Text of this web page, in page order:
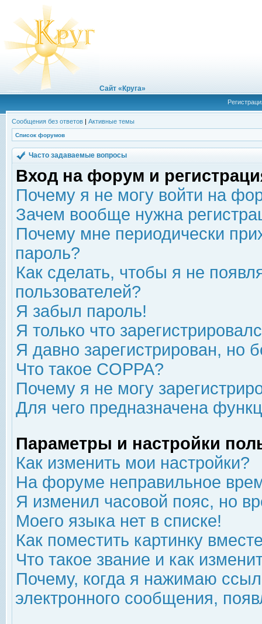
Сайт «Круга»
Сообщения без ответов | Активные темы
Список форумов
Часто задаваемые вопросы
Вход на форум и
Почему я не могу войти на
Зачем вообще нужна
Почему мне периодически
пароль?
Как сделать, чтобы я не
пользователей?
Я забыл пароль!
Я только что
Я давно зарегистрирован, но
Что такое COPPA?
Почему я не могу
Для чего предназначена
Параметры и настройки
Как изменить мои настройки?
На форуме неправильное
Я изменил часовой пояс, но
Моего языка нет в списке!
Как поместить картинку
Что такое звание и как
Почему, когда я нажимаю
электронного сообщения,